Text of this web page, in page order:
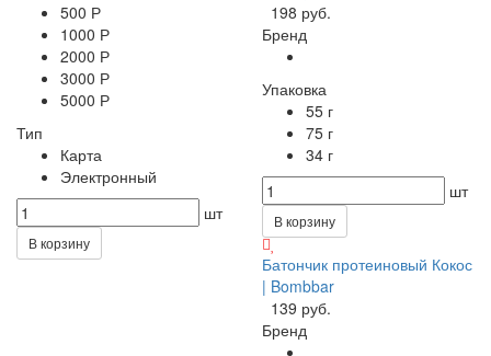
500 Р
1000 Р
2000 Р
3000 Р
5000 Р
Тип
Карта
Электронный
шт
В корзину
198 руб.
Бренд
Упаковка
55 г
75 г
34 г
шт
В корзину
Батончик протеиновый Кокос
| Bombbar
139 руб.
Бренд